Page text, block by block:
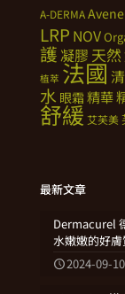
A-DERMAAvene
LRP NOV
護凝膠 天然
植萃 法國
水 眼霜 精華
舒緩 艾芙美
最新文章
Dermacurel
水嫩嫩的好膚
2024-09-10